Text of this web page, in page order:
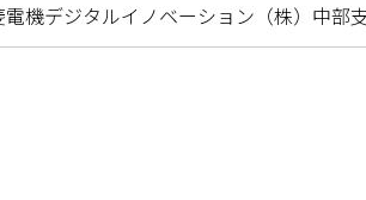
電機デジタルイノベーション（株）中部